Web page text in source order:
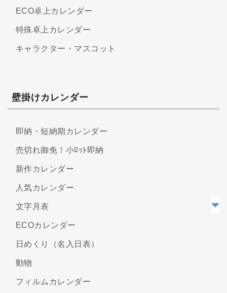
ECO卓上カレンダー
特殊卓上カレンダー
キャラクター・マスコット
壁掛けカレンダー
即納・短納期カレンダー
売切れ御免！小ﾛｯﾄ即納
新作カレンダー
人気カレンダー
文字月表
ECOカレンダー
日めくり（名入日表）
動物
フィルムカレンダー